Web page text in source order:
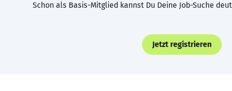
Schon als Basis-Mitglied kannst Du Deine Job-Suche
Jetzt registrieren